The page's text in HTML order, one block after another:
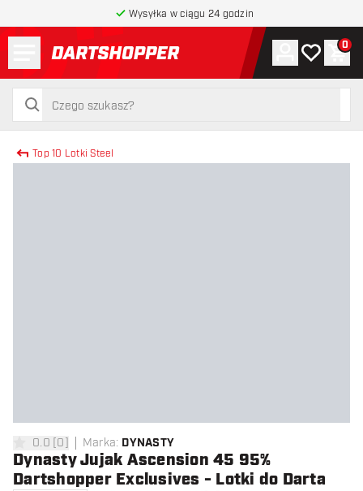
Wysyłka w ciągu 24 godzin
powrót do strony głównej
szukaj
szukaj
Konto
Moja lista
0
Top 10 Lotki Steel
0 gwiazdki oceny
0.0 [0] Marka: DYNASTY
Dynasty Jujak Ascension 45 95%
Dartshopper Exclusives - Lotki do Darta